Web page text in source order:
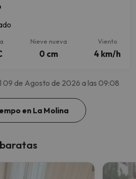
Nieve nueva
0 cm
Viento
4 km/h
09 de Agosto de 2026 a las 09:08
en La Molina